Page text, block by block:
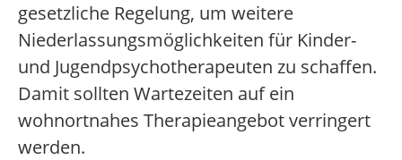
gesetzliche Regelung, um weitere
Niederlassungsmöglichkeiten für Kinder-
und Jugendpsychotherapeuten zu schaffen.
Damit sollten Wartezeiten auf ein
wohnortnahes Therapieangebot verringert
werden.